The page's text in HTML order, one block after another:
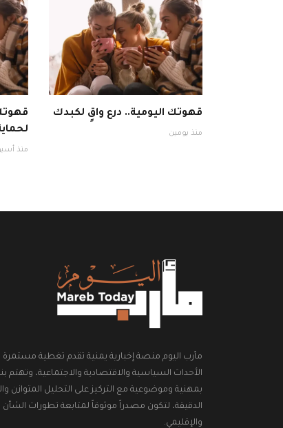
قهوتك اليومية.. درع واقٍ لكبدك
منذ يومين
منذ
مأرب اليوم منصة إخبارية يمنية تقدم تغطية مستمرة
الأحداث السياسية والاقتصادية والاجتماعية، وتهتم
بمهنية وموضوعية مع التركيز على التحليل المتوازن
الدقيقة، لتكون مصدراً موثوقاً لمتابعة تطورات الشأن
والإقليمي.